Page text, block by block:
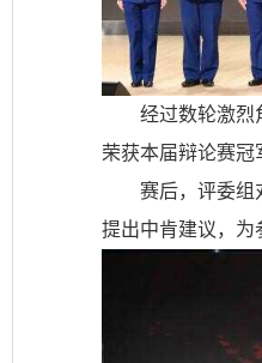
经过数轮激烈
荣获本届辩论赛
赛后，评委组
提出中肯建议，为